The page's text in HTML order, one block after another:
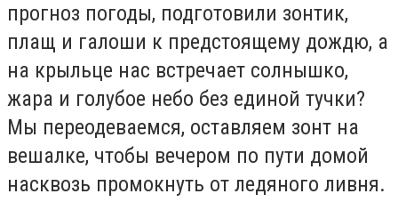
прогноз погоды, подготовили зонтик,
плащ и галоши к предстоящему дождю, а
на крыльце нас встречает солнышко,
жара и голубое небо без единой тучки?
Мы переодеваемся, оставляем зонт на
вешалке, чтобы вечером по пути домой
насквозь промокнуть от ледяного ливня.